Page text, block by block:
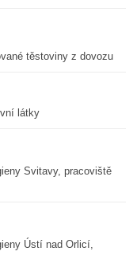
těstoviny z dovozu
látky
Svitavy, pracoviště
Ústí nad Orlicí,